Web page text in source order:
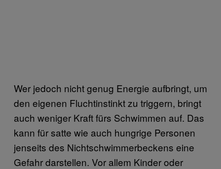
Wer jedoch nicht genug Energie aufbringt, um
den eigenen Fluchtinstinkt zu triggern, bringt
auch weniger Kraft fürs Schwimmen auf. Das
kann für satte wie auch hungrige Personen
jenseits des Nichtschwimmerbeckens eine
Gefahr darstellen. Vor allem Kinder oder